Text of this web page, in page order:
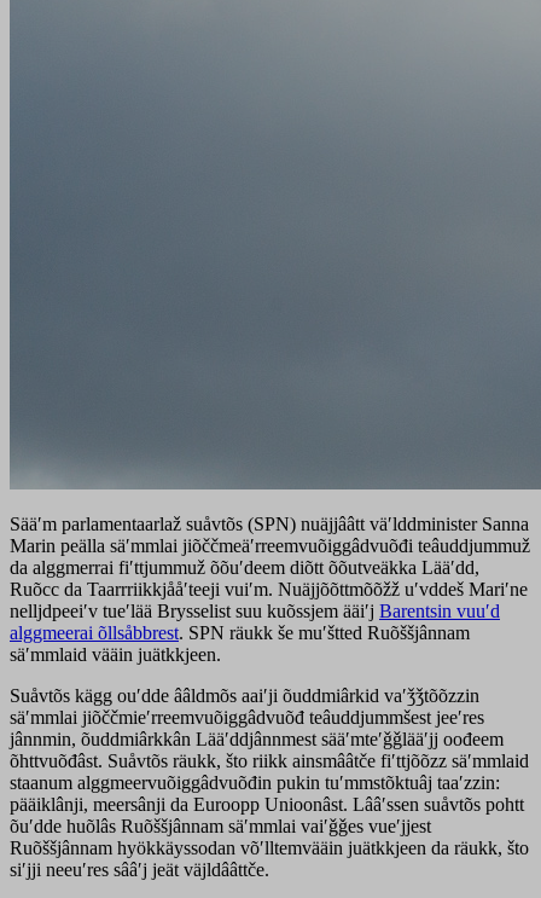
Sääʹm parlamentaarlaž suåvtõs (SPN) nuäjjââtt väʹlddminister Sanna
Marin peälla säʹmmlai jiõččmeäʹrreemvuõiggâdvuõđi teâuddjummuž
da alggmerrai fiʹttjummuž õõuʹdeem diõtt õõutveäkka Lääʹdd,
Ruõcc da Taarrriikkjååʹteeji vuiʹm. Nuäjjõõttmõõžž uʹvddeš Mariʹne
nelljdpeeiʹv tueʹlää Brysselist suu kuõssjem ääiʹj Barentsin vuuʹd
alggmeerai õllsåbbrest. SPN räukk še muʹštted Ruõššjânnam
säʹmmlaid vääin juätkkjeen.
Suåvtõs kägg ouʹdde ââldmõs aaiʹji õuddmiârkid vaʹǯǯtõõzzin
säʹmmlai jiõččmieʹrreemvuõiggâdvuõđ teâuddjummšest jeeʹres
jânnmin, õuddmiârkkân Lääʹddjânnmest sääʹmteʹǧǧlääʹjj oođeem
õhttvuõđâst. Suåvtõs räukk, što riikk ainsmââtče fiʹttjõõzz säʹmmlaid
staanum alggmeervuõiggâdvuõđin pukin tuʹmmstõktuâj taaʹzzin:
pääiklânji, meersânji da Euroopp Unioonâst. Lââʹssen suåvtõs pohtt
õuʹdde huõlâs Ruõššjânnam säʹmmlai vaiʹǧǧes vueʹjjest
Ruõššjânnam hyökkäyssodan võʹlltemvääin juätkkjeen da räukk, što
siʹjji neeuʹres sââʹj jeät väjldââttče.